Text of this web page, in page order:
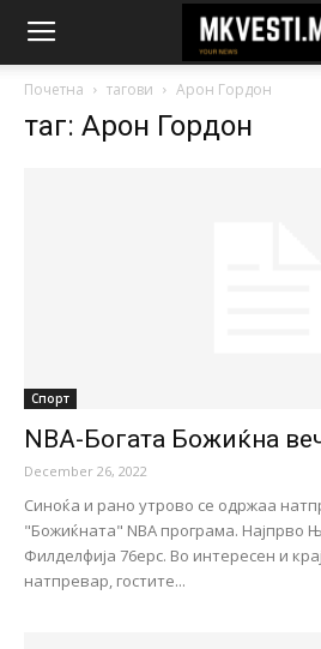
Почетна тагови Арон Гордон
таг: Арон Гордон
Спорт
NBA-Богата Божиќна
December 26, 2022
Синоќа и рано утрово се одржаа
"Божиќната" NBA програма. Најпрво
Филделфија 76ерс. Во интересен и
натпревар, гостите...